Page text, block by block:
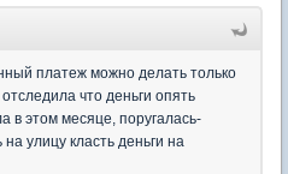
платеж можно делать только
что деньги опять
в этом месяце, поругалась-
улицу класть деньги на